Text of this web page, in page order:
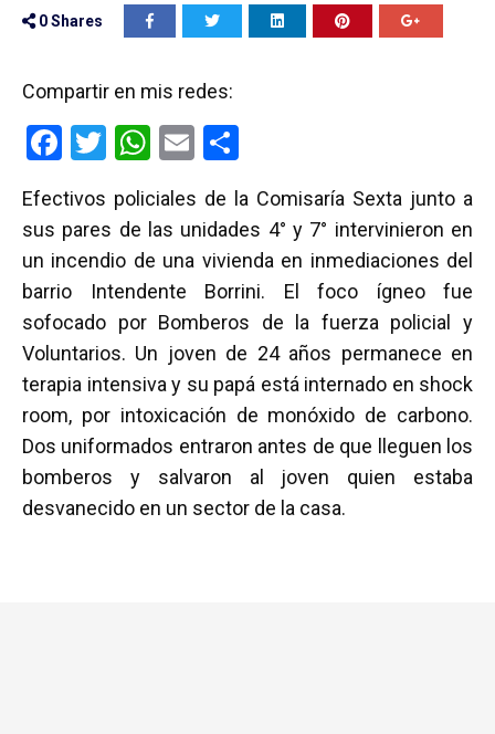
0Shares
Compartir en mis redes:
F
ce
b
o
o
k
T
tt
er
W
at
s
A
p
p
E
ail m
p
ar
tir
Efectivos policiales de la Comisaría Sexta junto a
sus pares de las unidades 4° y 7° intervinieron en
un incendio de una vivienda en inmediaciones del
barrio Intendente Borrini. El foco ígneo fue
sofocado por Bomberos de la fuerza policial y
Voluntarios. Un joven de 24 años permanece en
terapia intensiva y su papá está internado en shock
room, por intoxicación de monóxido de carbono.
Dos uniformados entraron antes de que lleguen los
bomberos y salvaron al joven quien estaba
desvanecido en un sector de la casa.